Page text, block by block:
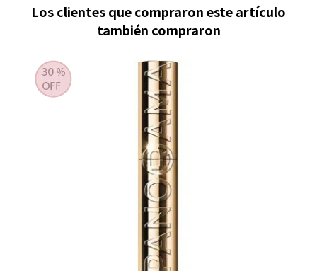
Los clientes que compraron este artículo
también compraron